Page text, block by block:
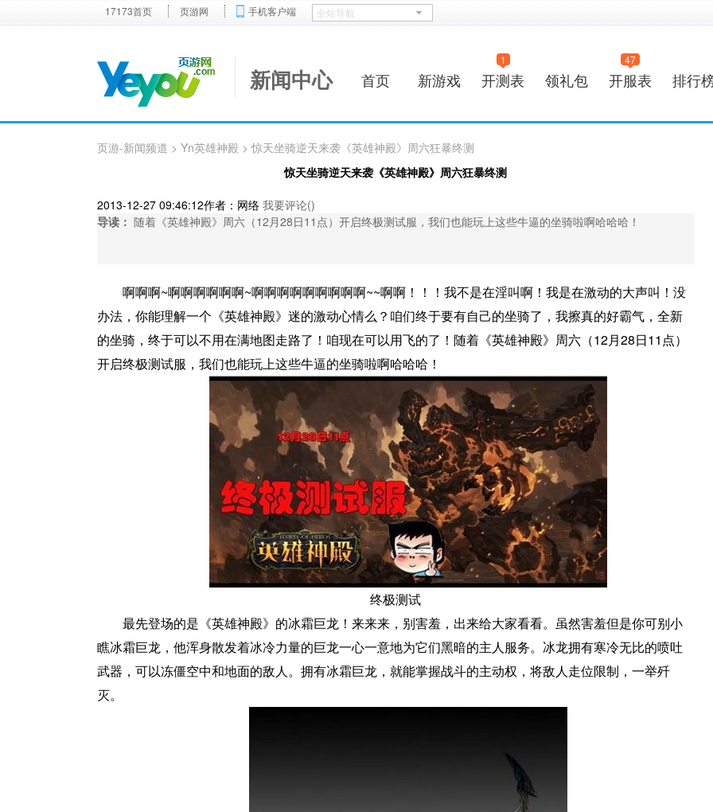
17173首页 页游网 手机客户端
新闻中心 首页 新游戏 开测表
1
领礼包 开服表
47
排行
页游-新闻频道 > Yn英雄神殿 > 惊天坐骑逆天来袭《英雄神殿》周六狂暴终测
惊天坐骑逆天来袭《英雄神殿》周六狂暴终测
2013-12-27 09:46:12作者：网络 我要评论()
导读： 随着《英雄神殿》周六（12月28日11点）开启终极测试服，我们也能玩上这些牛逼的坐骑啦啊哈哈哈！
啊啊啊~啊啊啊啊啊啊~啊啊啊啊啊啊啊啊啊~~啊啊！！！我不是在淫叫啊！我是在激动的大声叫！没
办法，你能理解一个《英雄神殿》迷的激动心情么？咱们终于要有自己的坐骑了，我擦真的好霸气，全新
的坐骑，终于可以不用在满地图走路了！咱现在可以用飞的了！随着《英雄神殿》周六（12月28日11点）
开启终极测试服，我们也能玩上这些牛逼的坐骑啦啊哈哈哈！
终极测试
最先登场的是《英雄神殿》的冰霜巨龙！来来来，别害羞，出来给大家看看。虽然害羞但是你可别小
瞧冰霜巨龙，他浑身散发着冰冷力量的巨龙一心一意地为它们黑暗的主人服务。冰龙拥有寒冷无比的喷吐
武器，可以冻僵空中和地面的敌人。拥有冰霜巨龙，就能掌握战斗的主动权，将敌人走位限制，一举歼
灭。